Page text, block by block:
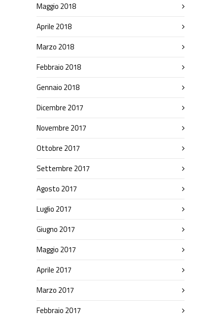
Maggio 2018
Aprile 2018
Marzo 2018
Febbraio 2018
Gennaio 2018
Dicembre 2017
Novembre 2017
Ottobre 2017
Settembre 2017
Agosto 2017
Luglio 2017
Giugno 2017
Maggio 2017
Aprile 2017
Marzo 2017
Febbraio 2017